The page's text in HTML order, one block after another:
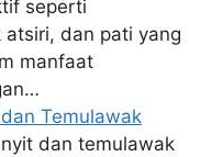
seperti
atsiri, dan pati yang
manfaat
Temulawak
dan temulawak